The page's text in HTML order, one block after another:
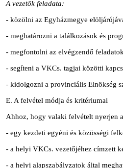
A vezetők feladata:
- közölni az Egyházmegye
- meghatározni a találkozások és
- megfontolni az elvégzendő
- segíteni a VKCs. tagjai közötti
- kidolgozni a provinciális Elnökség
E. A felvétel módja és kritériumai
Ahhoz, hogy valaki felvételt nyerjen
- egy kezdeti egyéni és közösségi
- a helyi VKCs. vezetőjéhez címzett
- a helyi alapszabályzatok által